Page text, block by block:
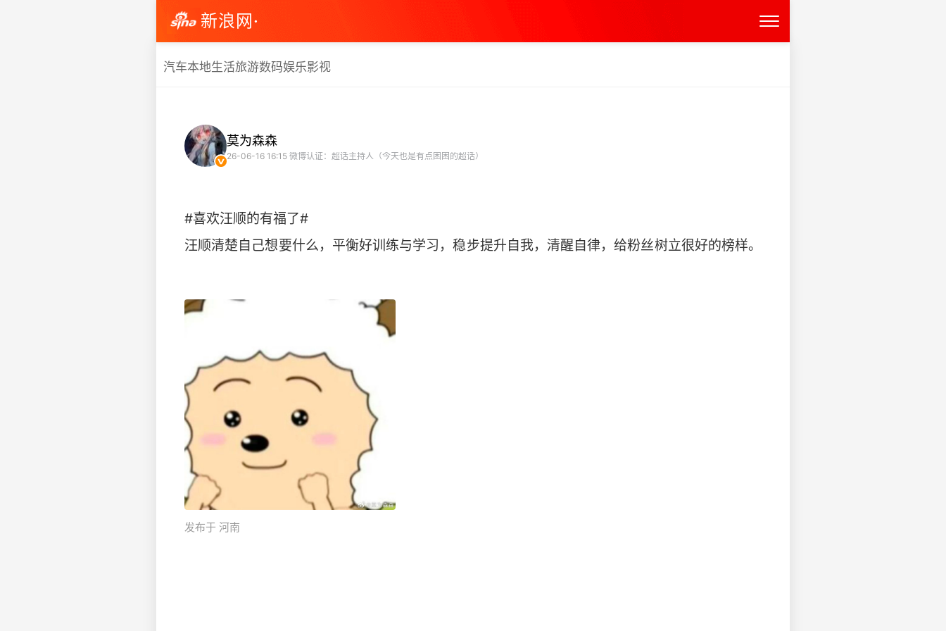
新浪网·
汽车本地生活旅游数码娱乐影视
莫为森森
26-06-16 16:15 微博认证：超话主持人（今天也是有点困困的超话）
#喜欢汪顺的有福了#
汪顺清楚自己想要什么，平衡好训练与学习，稳步提升自我，清醒自律，给粉丝树立很好的榜样。
发布于 河南